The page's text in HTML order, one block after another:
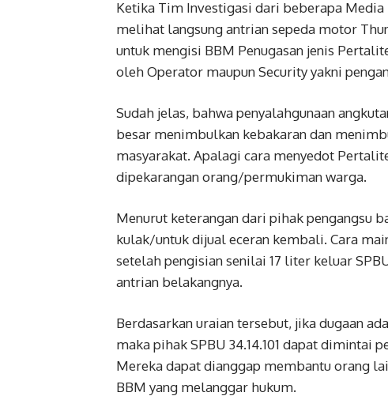
Ketika Tim Investigasi dari beberapa
melihat langsung antrian sepeda motor
untuk mengisi BBM Penugasan jenis
oleh Operator maupun Security yakni
Sudah jelas, bahwa penyalahgunaan
besar menimbulkan kebakaran dan
masyarakat. Apalagi cara menyedot
dipekarangan orang/permukiman warga.
Menurut keterangan dari pihak pengangsu
kulak/untuk dijual eceran kembali. Cara
setelah pengisian senilai 17 liter keluar
antrian belakangnya.
Berdasarkan uraian tersebut, jika dugaan
maka pihak SPBU 34.14.101 dapat dimintai
Mereka dapat dianggap membantu orang
BBM yang melanggar hukum.